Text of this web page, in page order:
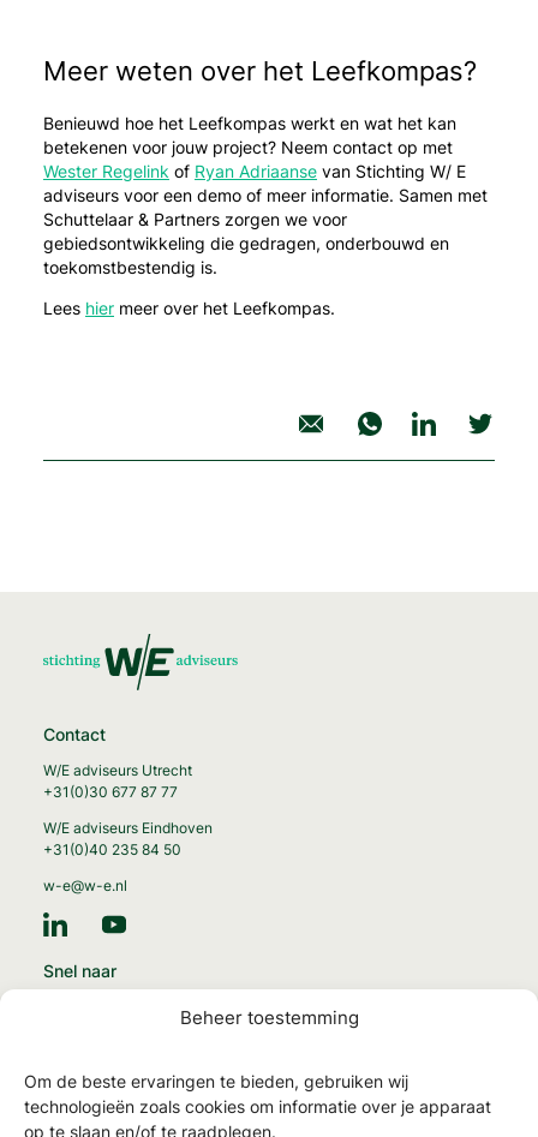
Beheer toestemming
Om de beste ervaringen te bieden, gebruiken wij
technologieën zoals cookies om informatie over je apparaat
op te slaan en/of te raadplegen.
Meer weten over het Leefkompas?
Benieuwd hoe het Leefkompas werkt en wat het kan
betekenen voor jouw project? Neem contact op met
Wester Regelink of Ryan Adriaanse van Stichting W/ E
adviseurs voor een demo of meer informatie. Samen met
Schuttelaar & Partners zorgen we voor
gebiedsontwikkeling die gedragen, onderbouwd en
toekomstbestendig is.
Lees hier meer over het Leefkompas.
deel nieuwsbericht
Contact
W/E adviseurs Utrecht
+31(0)30 677 87 77
W/E adviseurs Eindhoven
+31(0)40 235 84 50
w-e@w-e.nl
Snel naar
MilieuPrestatie Gebouwen
NTA 8800 en energielabels